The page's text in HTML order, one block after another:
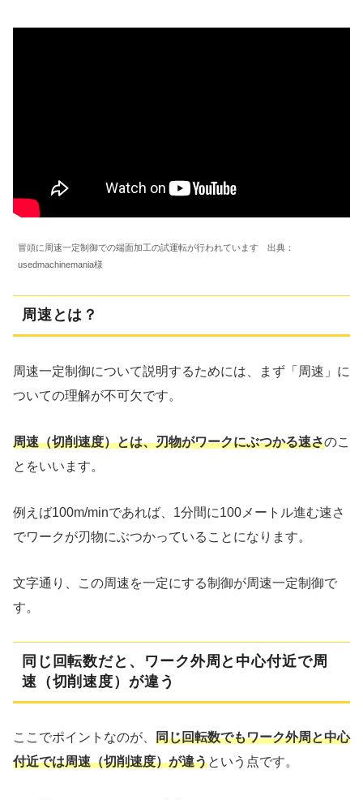
冒頭に周速一定制御での端面加工の試運転が行われています 出典：
usedmachinemania様
周速とは？
周速一定制御について説明するためには、まず「周速」に
ついての理解が不可欠です。
周速（切削速度）とは、刃物がワークにぶつかる速さのこ
とをいいます。
例えば100m/minであれば、1分間に100メートル進む速さ
でワークが刃物にぶつかっていることになります。
文字通り、この周速を一定にする制御が周速一定制御で
す。
同じ回転数だと、ワーク外周と中心付近で周
速（切削速度）が違う
ここでポイントなのが、 同じ回転数でもワーク外周と中心
付近では周速（切削速度）が違うという点です。